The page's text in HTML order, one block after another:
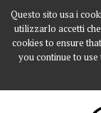
Questo sito usa i
utilizzarlo accetti
cookies to ensure
you continue to use